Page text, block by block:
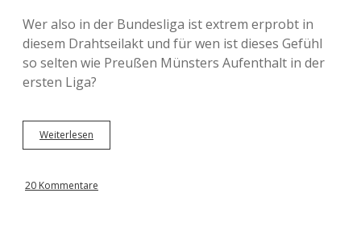
Wer also in der Bundesliga ist extrem erprobt in
diesem Drahtseilakt und für wen ist dieses Gefühl
so selten wie Preußen Münsters Aufenthalt in der
ersten Liga?
Weiterlesen
i
l
20 Kommentare